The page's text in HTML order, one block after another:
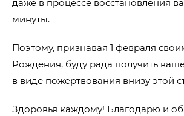
даже в процессе восстановления
минуты.
Поэтому, признавая 1 февраля
Рождения, буду рада получить
в виде пожертвования внизу этой
Здоровья каждому! Благодарю и